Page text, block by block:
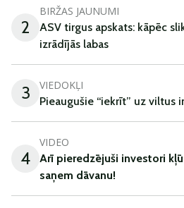
2
BIRŽAS JAUNUMI
ASV tirgus apskats: kāpēc
izrādījās labas
3 VIEDOKĻI
Pieaugušie “iekrīt” uz viltus
4
VIDEO
Arī pieredzējuši investori
saņem dāvanu!